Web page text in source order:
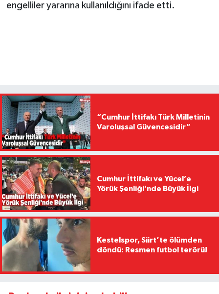
engelliler yararına kullanıldığını ifade etti.
“Cumhur İttifakı Türk Milletinin
Varoluşsal Güvencesidir”
Cumhur İttifakı ve Yücel’e
Yörük Şenliği’nde Büyük İlgi
Kestelspor, Siirt’te ölümden
döndü: Resmen futbol terörü!